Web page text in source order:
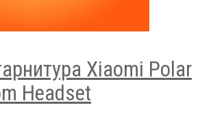
Xiaomi Polar
Headset